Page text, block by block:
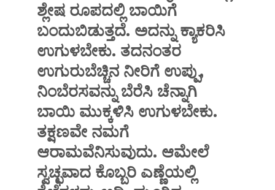
ಶ್ಲೇಷ ರೂಪದಲ್ಲಿ ಬಾಯಿಗೆ
ಬಂದುಬಿಡುತ್ತದೆ. ಅದನ್ನು ಕ್ಯಾಕರಿಸಿ
ಉಗುಳಬೇಕು. ತದನಂತರ
ಉಗುರುಬೆಚ್ಚಿನ ನೀರಿಗೆ ಉಪ್ಪು,
ನಿಂಬೆರಸವನ್ನು ಬೆರೆಸಿ ಚೆನ್ನಾಗಿ
ಬಾಯಿ ಮುಕ್ಕಳಿಸಿ ಉಗುಳಬೇಕು.
ತಕ್ಷಣವೇ ನಮಗೆ
ಆರಾಮವೆನಿಸುವುದು. ಆಮೇಲೆ
ಸ್ವಚ್ಛವಾದ ಕೊಬ್ಬರಿ ಎಣ್ಣೆಯಲ್ಲಿ